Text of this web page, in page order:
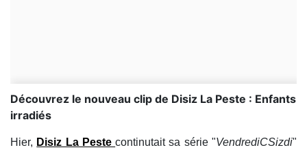
Découvrez le nouveau clip de Disiz La Peste : Enfants
irradiés
Hier, Disiz La Pestecontinutait sa série "VendrediCSizdi"